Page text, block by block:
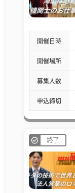
開催日時
開催場所
募集人数
申込締切
終了